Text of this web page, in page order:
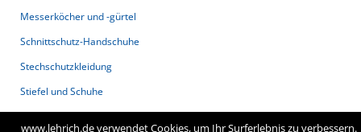
Messerköcher und -gürtel
Schnittschutz-Handschuhe
Stechschutzkleidung
Stiefel und Schuhe
Thermo-Kleidung
www.lehrich.de verwendet Cookies, um Ihr Surferlebnis zu verbessern.